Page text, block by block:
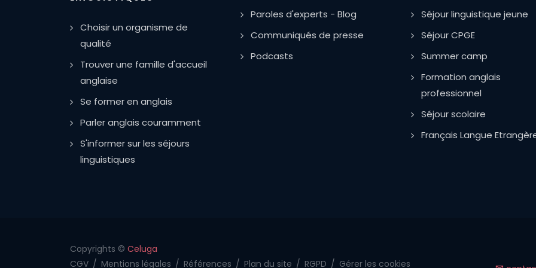
Choisir un organisme de
qualité
Trouver une famille d'accueil
anglaise
Se former en anglais
Parler anglais couramment
S'informer sur les séjours
linguistiques
Paroles d'experts - Blog
Communiqués de presse
Podcasts
Séjour linguistique jeune
Séjour CPGE
Summer camp
Formation anglais
professionnel
Séjour scolaire
Français Langue
Copyrights © Celuga
CGV / Mentions légales / Références / Plan du site / RGPD / Gérer les cookies